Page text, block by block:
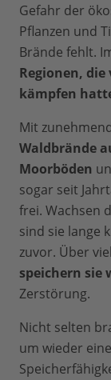
Gefahr der
Pflanzen und
Brände fehlt.
Regionen,
kämpfen
Mit
Waldbrände
Moorböden
sogar seit
frei. Wachsen
sind sie lange
zuvor. Über
speichern sie
Zerstörung.
Nicht selten
um wieder